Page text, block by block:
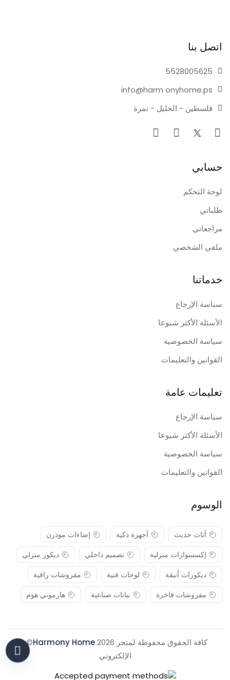
اتصل بنا
05625
55280
info@harm onyhome.ps
فلسطين - الخليل - نمرة
حسابي
لوحة التحكم
طلباتي
مراجعاتي
ملفي الشخصي
خدماتنا
سياسة الإرجاع
الأسئلة الأكثر شيوعا
سياسة الخصوصية
القوانين والتعليمات
تعليمات عامة
سياسة الإرجاع
الأسئلة الأكثر شيوعا
سياسة الخصوصية
القوانين والتعليمات
الوسوم
أثاث حديث أجهزة ذكية
إضاءات مودرن
إكسسوارات منزلية
تصميم داخلي
ديكور منزلي
ديكورات أنيقة
لوحات فنية
مفروشات راقية
مفروشات فاخرة
نباتات صناعية هارموني هوم
كافة الحقوق محفوظة لمتجر 2026 Harmony Home
© .
الإلكتروني